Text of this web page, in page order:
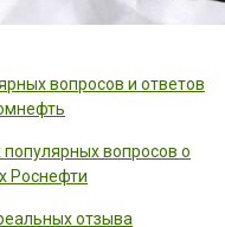
вопросов и ответов
вопросов о
Роснефти
отзыва